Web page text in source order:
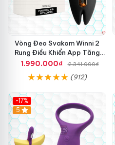
Vòng Đeo Svakom Winni 2
Rung Điều Khiển App Tăng
Khoái Cảm
1.990.000₫ 2.341.000₫
(912)
-17%
Hot
5